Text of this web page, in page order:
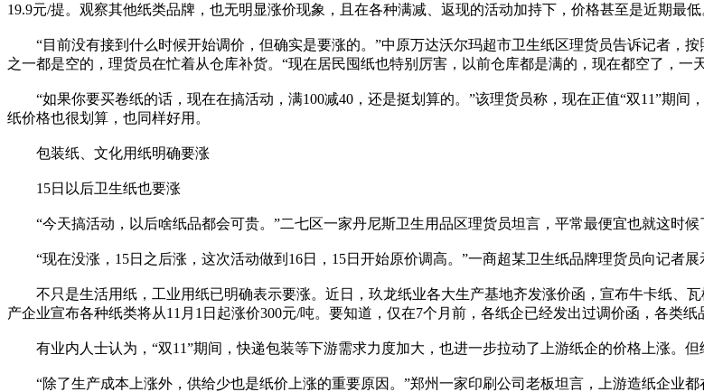
19.9元/提。观察其他纸类品牌，也无明显涨价现象，且在各种满减、返现的活动加持下，价格甚至是近期最低
“目前没有接到什么时候开始调价，但确实是要涨的。”中原万达沃尔玛超市卫生纸区理货员告诉记者，
之一都是空的，理货员在忙着从仓库补货。“现在居民囤纸也特别厉害，以前仓库都是满的，现在都空了，一
“如果你要买卷纸的话，现在在搞活动，满100减40，还是挺划算的。”该理货员称，现在正值“双11”期间
纸价格也很划算，也同样好用。
包装纸、文化用纸明确要涨
15日以后卫生纸也要涨
“今天搞活动，以后啥纸品都会可贵。”二七区一家丹尼斯卫生用品区理货员坦言，平常最便宜也就这时候
“现在没涨，15日之后涨，这次活动做到16日，15日开始原价调高。”一商超某卫生纸品牌理货员向记者
不只是生活用纸，工业用纸已明确表示要涨。近日，玖龙纸业各大生产基地齐发涨价函，宣布牛卡纸、瓦
产企业宣布各种纸类将从11月1日起涨价300元/吨。要知道，仅在7个月前，各纸企已经发出过调价函，各类纸
有业内人士认为，“双11”期间，快递包装等下游需求力度加大，也进一步拉动了上游纸企的价格上涨。但
“除了生产成本上涨外，供给少也是纸价上涨的重要原因。”郑州一家印刷公司老板坦言，上游造纸企业